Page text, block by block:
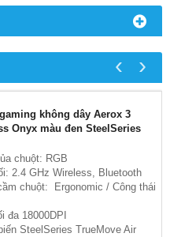
không dây Aerox 3
Onyx màu đen SteelSeries
chuột: RGB
2.4 GHz Wireless, Bluetooth
chuột: Ergonomic / Công thái
đa 18000DPI
SteelSeries TrueMove Air
‹ ›